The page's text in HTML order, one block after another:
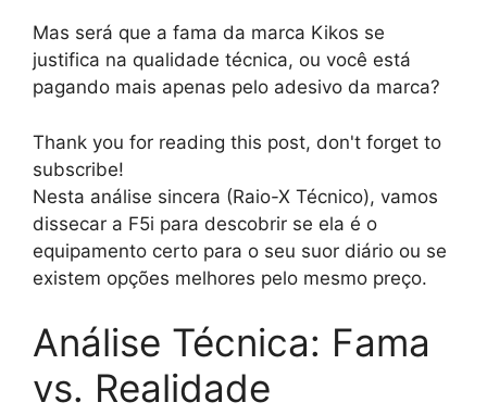
Mas será que a fama da marca Kikos se
justifica na qualidade técnica, ou você está
pagando mais apenas pelo adesivo da marca?
Thank you for reading this post, don't forget to
subscribe!
Nesta análise sincera (Raio-X Técnico), vamos
dissecar a F5i para descobrir se ela é o
equipamento certo para o seu suor diário ou se
existem opções melhores pelo mesmo preço.
Análise Técnica: Fama
vs. Realidade